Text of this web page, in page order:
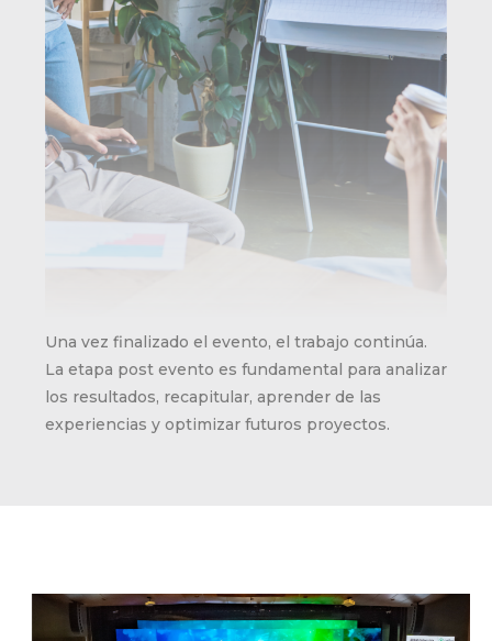
Una vez finalizado el evento, el trabajo continúa.
La etapa post evento es fundamental para analizar
los resultados, recapitular, aprender de las
experiencias y optimizar futuros proyectos.